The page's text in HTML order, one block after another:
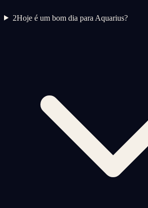
2Hoje é um bom dia para Aquarius?